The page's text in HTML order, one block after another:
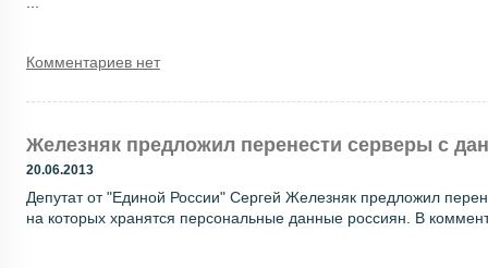
Комментариев нет
Железняк предложил перенести серверы с
20.06.2013
Депутат от "Единой России" Сергей Железняк предложил
на которых хранятся персональные данные россиян. В